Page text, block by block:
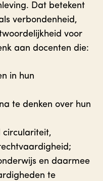
Dat betekent
verbondenheid,
voor
aan docenten die:
in hun
te denken over hun
circulariteit,
en daarmee
te